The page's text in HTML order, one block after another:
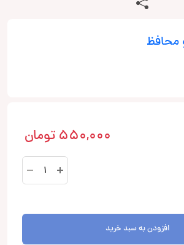
محافظ
550,000 تومان
قاب
بلندگو
افزودن به سبد خرید